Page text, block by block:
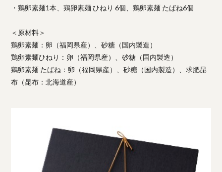
・鶏卵素麺1本、鶏卵素麺 ひねり 6個、鶏卵素麺 たばね6個
＜原材料＞
鶏卵素麺：卵（福岡県産）、砂糖（国内製造）
鶏卵素麺ひねり：卵（福岡県産）、砂糖（国内製造）
鶏卵素麺 たばね：卵（福岡県産）、砂糖（国内製造）、求肥昆
布（昆布：北海道産）